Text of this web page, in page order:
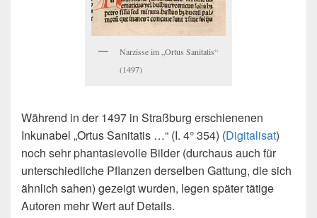
Narzisse im „Ortus Sanitatis“
(1497)
Während in der 1497 in Straßburg erschienenen
Inkunabel „Ortus Sanitatis …“ (I. 4° 354) (Digitalisat)
noch sehr phantasievolle Bilder (durchaus auch für
unterschiedliche Pflanzen derselben Gattung, die sich
ähnlich sahen) gezeigt wurden, legen später tätige
Autoren mehr Wert auf Details.